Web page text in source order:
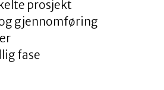
prosjekt
gjennomføring
fase